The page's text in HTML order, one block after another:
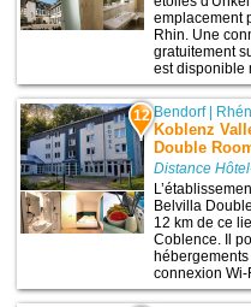
emplacement
Rhin. Une
gratuitement
est disponible
12 Bendorf|
Koblenz
Double
Distance
Belvilla
12 km de ce
Coblence. Il
connexion Wi-